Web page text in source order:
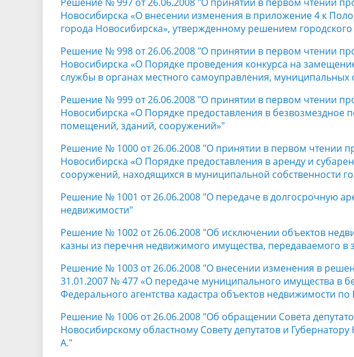
Новосибирска «О внесении изменения в приложение 4 к
города Новосибирска», утвержденному решением городского
Решение № 998 от 26.06.2008 "О принятии в первом чтении
Новосибирска «О Порядке проведения конкурса на
службы в органах местного самоуправления, муниципальных
Решение № 999 от 26.06.2008 "О принятии в первом чтении
Новосибирска «О Порядке предоставления в
помещений, зданий, сооружений»"
Решение № 1000 от 26.06.2008 "О принятии в первом чтении
Новосибирска «О Порядке предоставления в аренду и
сооружений, находящихся в муниципальной собственности
Решение № 1001 от 26.06.2008 "О передаче в долгосрочную
недвижимости"
Решение № 1002 от 26.06.2008 "Об исключении объектов
казны из перечня недвижимого имущества, передаваемого в
Решение № 1003 от 26.06.2008 "О внесении изменения в
31.01.2007 № 477 «О передаче муниципального имущества в
Федерального агентства кадастра объектов недвижимости
Решение № 1006 от 26.06.2008 "Об обращении Совета
Новосибирскому областному Совету депутатов и
А."